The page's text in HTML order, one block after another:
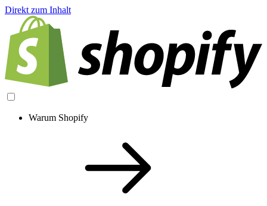
Direkt zum Inhalt
Warum Shopify